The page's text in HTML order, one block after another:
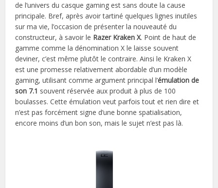
de l’univers du casque gaming est sans doute la cause
principale. Bref, après avoir tartiné quelques lignes inutiles
sur ma vie, l’occasion de présenter la nouveauté du
constructeur, à savoir le Razer Kraken X. Point de haut de
gamme comme la dénomination X le laisse souvent
deviner, c’est même plutôt le contraire. Ainsi le Kraken X
est une promesse relativement abordable d’un modèle
gaming, utilisant comme argument principal l’émulation de
son 7.1 souvent réservée aux produit à plus de 100
boulasses. Cette émulation veut parfois tout et rien dire et
n’est pas forcément signe d’une bonne spatialisation,
encore moins d’un bon son, mais le sujet n’est pas là.